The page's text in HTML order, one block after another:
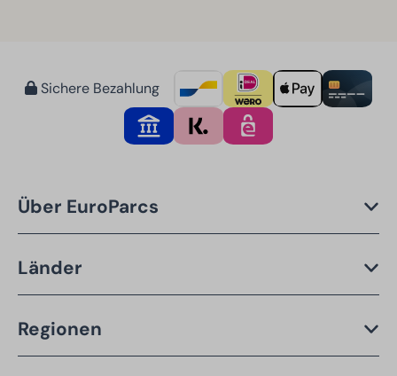
Sichere Bezahlung
Über EuroParcs
Länder
Regionen